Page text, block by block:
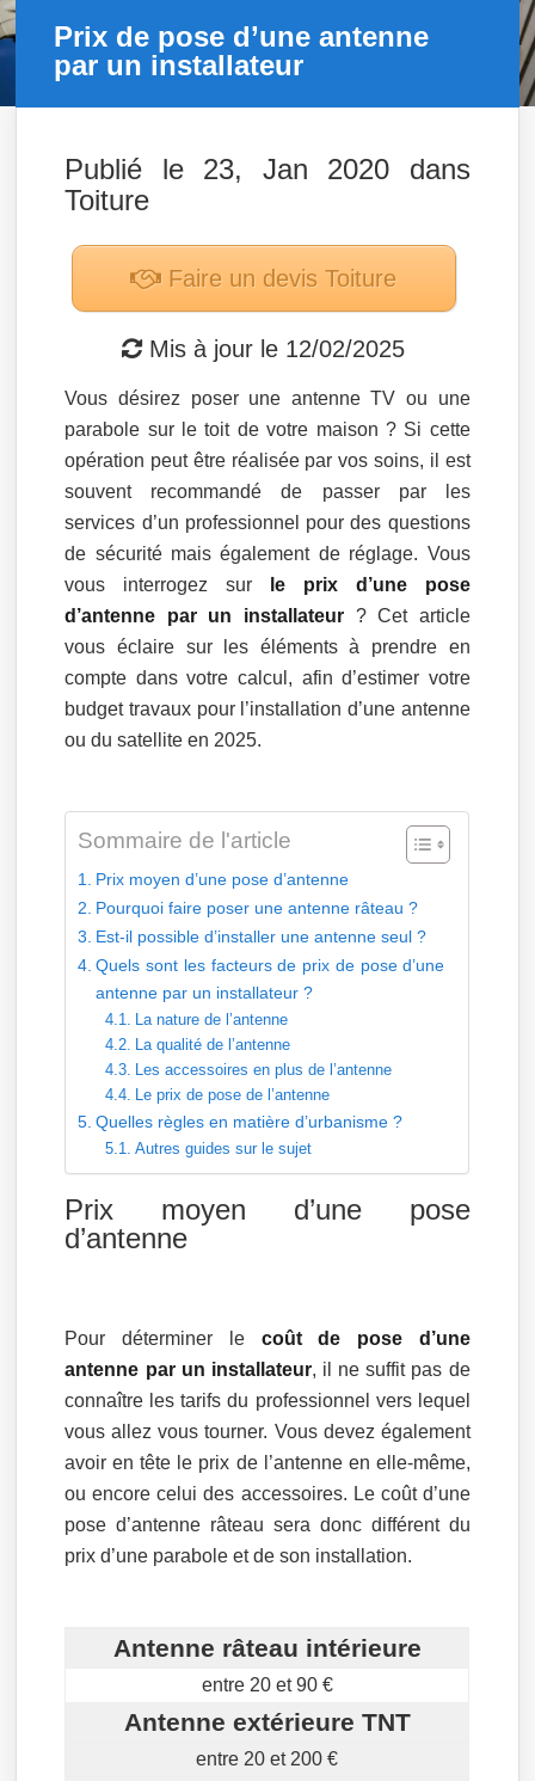
Prix de pose d’une antenne
par un installateur
Publié le 23, Jan 2020 dans
Toiture
Faire un devisToiture
Mis à jour le 12/02/2025
Vous désirez poser une antenne TV ou une
parabole sur le toit de votre maison ? Si cette
opération peut être réalisée par vos soins, il est
souvent recommandé de passer par les
services d’un professionnel pour des questions
de sécurité mais également de réglage. Vous
vous interrogez sur
le prix d’une pose
d’antenne par un installateur ? Cet article
vous éclaire sur les éléments à prendre en
compte dans votre calcul, afin d’estimer votre
budget travaux pour l’installation d’une antenne
ou du satellite en 2025.
Sommaire de l'article
Prix moyen d’une pose d’antenne
Pourquoi faire poser une antenne râteau ?
Est-il possible d’installer une antenne seul ?
Quels sont les facteurs de prix de pose d’une
antenne par un installateur ?
La nature de l’antenne
La qualité de l’antenne
Les accessoires en plus de l’antenne
Le prix de pose de l’antenne
Quelles règles en matière d’urbanisme ?
Autres guides sur le sujet
Prix moyen d’une pose
d’antenne
Pour déterminer le coût de pose d’une
antenne par un installateur, il ne suffit pas de
connaître les tarifs du professionnel vers lequel
vous allez vous tourner. Vous devez également
avoir en tête le prix de l’antenne en elle-même,
ou encore celui des accessoires. Le coût d’une
pose d’antenne râteau sera donc différent du
prix d’une parabole et de son installation.
Antenne râteau intérieure
entre 20 et 90 €
Antenne extérieure TNT
entre 20 et 200 €